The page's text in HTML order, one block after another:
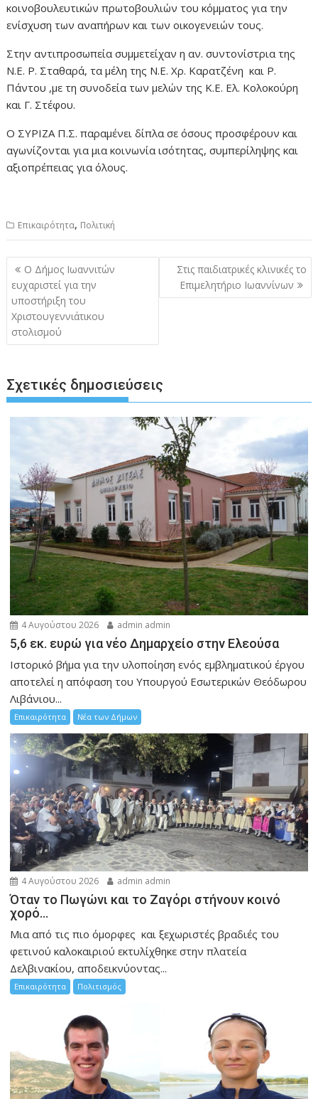
κοινοβουλευτικών πρωτοβουλιών του κόμματος για την
ενίσχυση των αναπήρων και των οικογενειών τους.
Στην αντιπροσωπεία συμμετείχαν η αν. συντονίστρια της
Ν.Ε. Ρ. Σταθαρά, τα μέλη της Ν.Ε. Χρ. Καρατζένη και Ρ.
Πάντου ,με τη συνοδεία των μελών της Κ.Ε. Ελ. Κολοκούρη
και Γ. Στέφου.
Ο ΣΥΡΙΖΑ Π.Σ. παραμένει δίπλα σε όσους προσφέρουν και
αγωνίζονται για μια κοινωνία ισότητας, συμπερίληψης και
αξιοπρέπειας για όλους.
Επικαιρότητα, Πολιτική
Πλοήγηση
άρθρων
Ο Δήμος Ιωαννιτών
ευχαριστεί για την
υποστήριξη του
Χριστουγεννιάτικου
στολισμού
Στις παιδιατρικές κλινικές το
Επιμελητήριο Ιωαννίνων
Σχετικές δημοσιεύσεις
4 Αυγούστου 2026 admin admin
5,6 εκ. ευρώ για νέο Δημαρχείο στην Ελεούσα
Ιστορικό βήμα για την υλοποίηση ενός εμβληματικού έργου
αποτελεί η απόφαση του Υπουργού Εσωτερικών Θεόδωρου
Λιβάνιου...
Επικαιρότητα Νέα των Δήμων
4 Αυγούστου 2026 admin admin
Όταν το Πωγώνι και το Ζαγόρι στήνουν κοινό
χορό…
Μια από τις πιο όμορφες και ξεχωριστές βραδιές του
φετινού καλοκαιριού εκτυλίχθηκε στην πλατεία
Δελβινακίου, αποδεικνύοντας...
Επικαιρότητα Πολιτισμός